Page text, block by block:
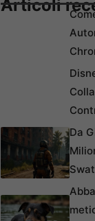
Articoli
Da